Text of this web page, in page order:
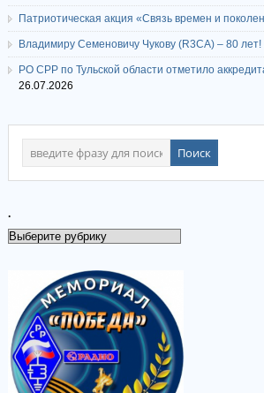
Патриотическая акция «Связь времен и
Владимиру Семеновичу Чукову (R3CA) – 80 лет!
РО СРР по Тульской области отметило
26.07.2026
.